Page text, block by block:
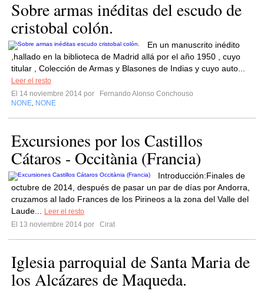
Sobre armas inéditas del escudo de
cristobal colón.
En un manuscrito inédito
,hallado en la biblioteca de Madrid allá por el año 1950 , cuyo
titular , Colección de Armas y Blasones de Indias y cuyo auto...
Leer el resto
El 14 noviembre 2014 por
Fernando Alonso Conchouso
NONE NONE
Excursiones por los Castillos
Cátaros - Occitània (Francia)
Introducción:Finales de
octubre de 2014, después de pasar un par de días por Andorra,
cruzamos al lado Frances de los Pirineos a la zona del Valle del
Laude...
Leer el resto
El 13 noviembre 2014 por
Cirat
Iglesia parroquial de Santa Maria de
los Alcázares de Maqueda.